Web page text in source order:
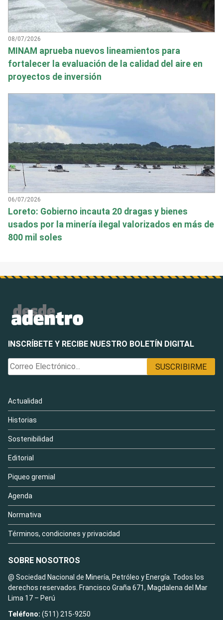
08/07/2026
MINAM aprueba nuevos lineamientos para
fortalecer la evaluación de la calidad del aire en
proyectos de inversión
06/07/2026
Loreto: Gobierno incauta 20 dragas y bienes
usados por la minería ilegal valorizados en más de
800 mil soles
INSCRÍBETE Y RECIBE NUESTRO BOLETÍN DIGITAL
Actualidad
Historias
Sostenibilidad
Editorial
Piqueo gremial
Agenda
Normativa
Términos, condiciones y privacidad
SOBRE NOSOTROS
@ Sociedad Nacional de Minería, Petróleo y Energía. Todos los
derechos reservados. Francisco Graña 671, Magdalena del Mar
Lima 17 – Perú
Teléfono: (511) 215-9250